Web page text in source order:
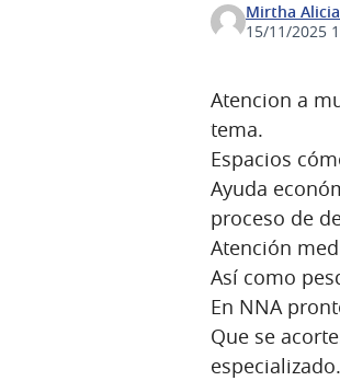
Mirtha
15/11/2025
Atencion a
tema.
Espacios
Ayuda
proceso de
Atención
Así como
En NNA
Que se
especializado.